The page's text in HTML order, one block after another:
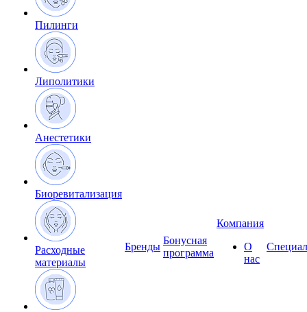
Пилинги
Липолитики
Анестетики
Биоревитализация
Расходные
материалы
Бренды
Бонусная
программа
Компания
О
нас